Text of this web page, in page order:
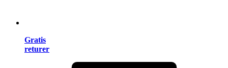
Gratis
returer